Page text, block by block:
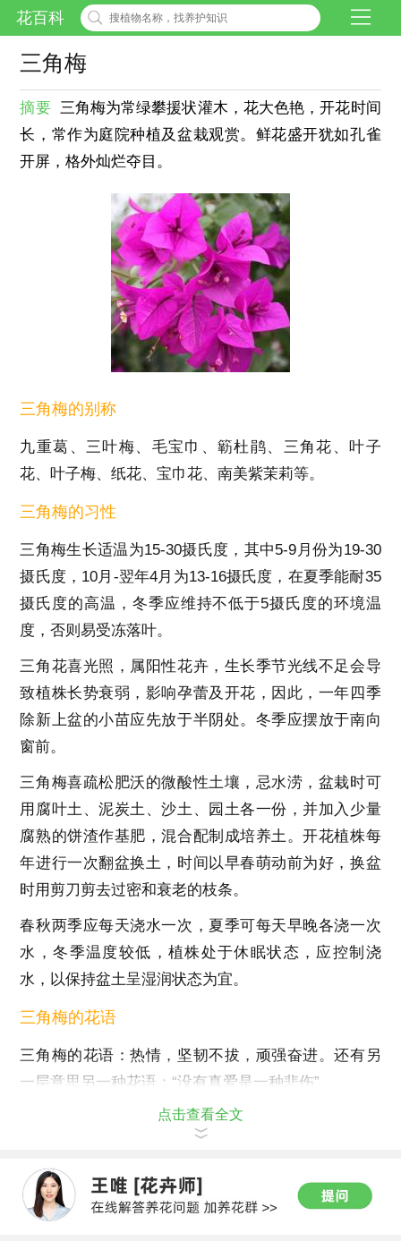
花百科
三角梅
摘要 三角梅为常绿攀援状灌木，花大色艳，开花时间
长，常作为庭院种植及盆栽观赏。鲜花盛开犹如孔雀
开屏，格外灿烂夺目。
三角梅的别称
九重葛、三叶梅、毛宝巾、簕杜鹃、三角花、叶子
花、叶子梅、纸花、宝巾花、南美紫茉莉等。
三角梅的习性
三角梅生长适温为15-30摄氏度，其中5-9月份为19-30
摄氏度，10月-翌年4月为13-16摄氏度，在夏季能耐35
摄氏度的高温，冬季应维持不低于5摄氏度的环境温
度，否则易受冻落叶。
三角花喜光照，属阳性花卉，生长季节光线不足会导
致植株长势衰弱，影响孕蕾及开花，因此，一年四季
除新上盆的小苗应先放于半阴处。冬季应摆放于南向
窗前。
三角梅喜疏松肥沃的微酸性土壤，忌水涝，盆栽时可
用腐叶土、泥炭土、沙土、园土各一份，并加入少量
腐熟的饼渣作基肥，混合配制成培养土。开花植株每
年进行一次翻盆换土，时间以早春萌动前为好，换盆
时用剪刀剪去过密和衰老的枝条。
春秋两季应每天浇水一次，夏季可每天早晚各浇一次
水，冬季温度较低，植株处于休眠状态，应控制浇
水，以保持盆土呈湿润状态为宜。
三角梅的花语
三角梅的花语：热情，坚韧不拔，顽强奋进。还有另
一层意思另一种花语：“没有真爱是一种悲伤”。
象征：热情，坚韧不拔，顽强奋进精神。
点击查看全文